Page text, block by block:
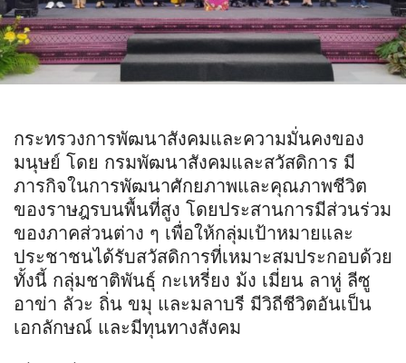
กระทรวงการพัฒนาสังคมและความมั่นคงของ
มนุษย์ โดย กรมพัฒนาสังคมและสวัสดิการ มี
ภารกิจในการพัฒนาศักยภาพและคุณภาพชีวิต
ของราษฎรบนพื้นที่สูง โดยประสานการมีส่วนร่วม
ของภาคส่วนต่าง ๆ เพื่อให้กลุ่มเป้าหมายและ
ประชาชนได้รับสวัสดิการที่เหมาะสมประกอบด้วย
ทั้งนี้ กลุ่มชาติพันธุ์ กะเหรี่ยง ม้ง เมี่ยน ลาหู่ ลีซู
อาข่า ลัวะ ถิ่น ขมุ และมลาบรี มีวิถีชีวิตอันเป็น
เอกลักษณ์ และมีทุนทางสังคม